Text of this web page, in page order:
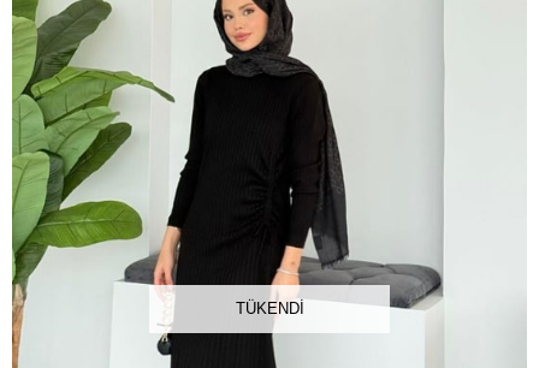
TÜKENDI